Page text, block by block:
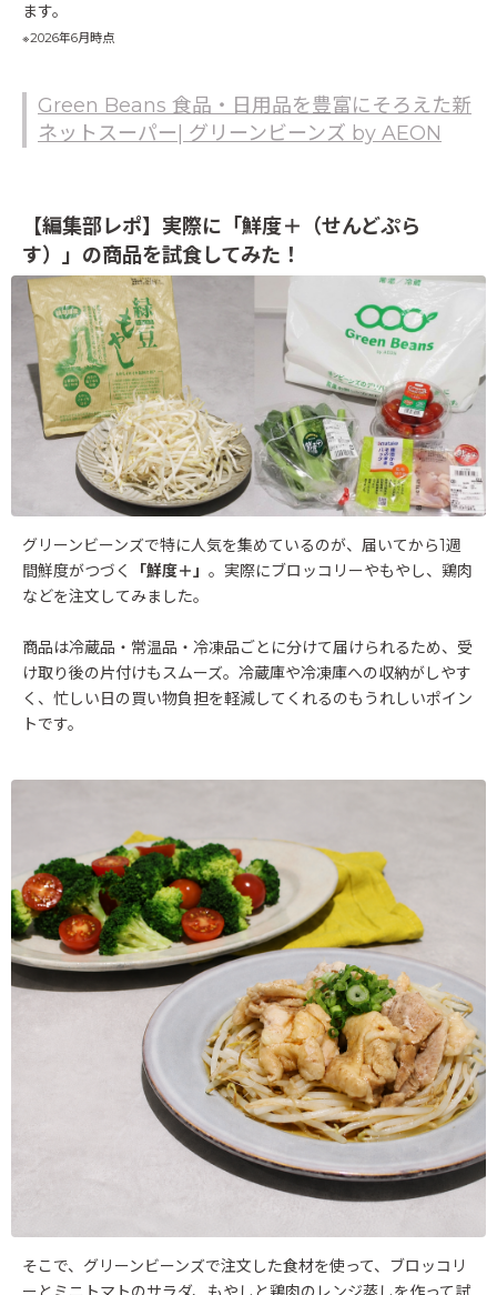
ます。
※2026年6月時点
Green Beans 食品・日用品を豊富にそろえた新
ネットスーパー| グリーンビーンズ by AEON
【編集部レポ】実際に「鮮度＋（せんどぷら
す）」の商品を試食してみた！
グリーンビーンズで特に人気を集めているのが、届いてから1週
間鮮度がつづく
「鮮度＋」 。実際にブロッコリーやもやし、鶏肉
などを注文してみました。
商品は冷蔵品・常温品・冷凍品ごとに分けて届けられるため、受
け取り後の片付けもスムーズ。冷蔵庫や冷凍庫への収納がしやす
く、忙しい日の買い物負担を軽減してくれるのもうれしいポイン
トです。
そこで、グリーンビーンズで注文した食材を使って、ブロッコリ